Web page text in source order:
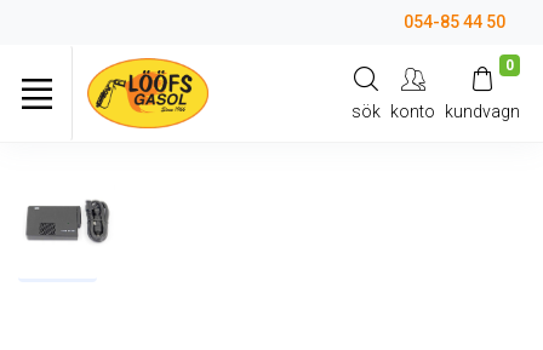
054-85 44 50
sök konto
0
kundvagn